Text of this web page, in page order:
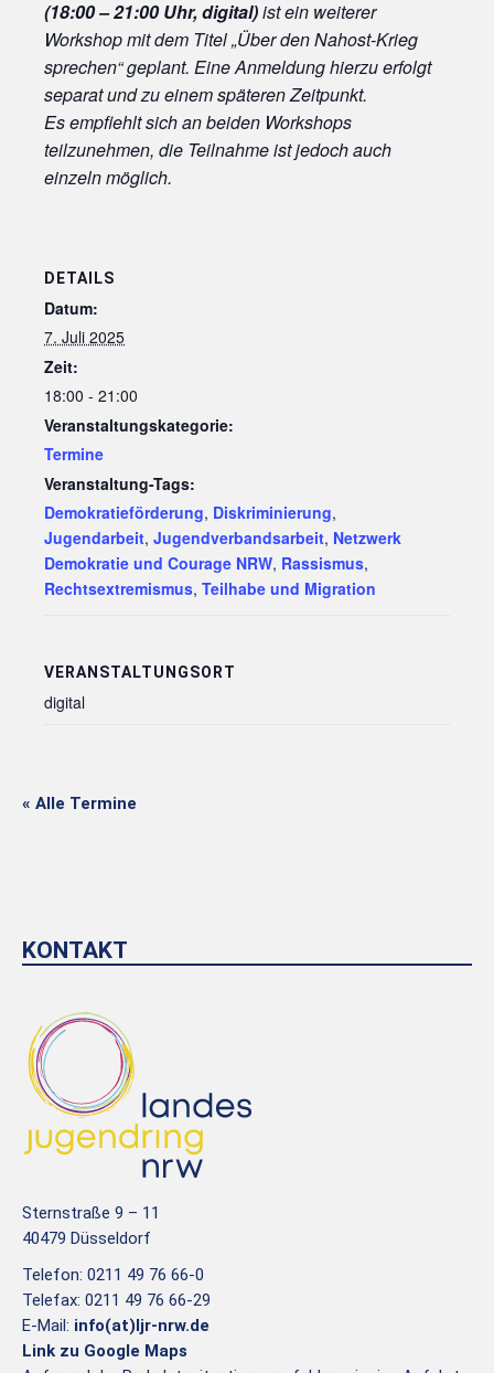
(18:00 – 21:00 Uhr, digital)ist ein weiterer
Workshop mit dem Titel „Über den Nahost-Krieg
sprechen“ geplant. Eine Anmeldung hierzu erfolgt
separat und zu einem späteren Zeitpunkt.
Es empfiehlt sich an beiden Workshops
teilzunehmen, die Teilnahme ist jedoch auch
einzeln möglich.
DETAILS
Datum:
7. Juli 2025
Zeit:
18:00 - 21:00
Veranstaltungskategorie:
Termine
Veranstaltung-Tags:
Demokratieförderung, Diskriminierung,
Jugendarbeit, Jugendverbandsarbeit, Netzwerk
Demokratie und Courage NRW, Rassismus,
Rechtsextremismus, Teilhabe und Migration
VERANSTALTUNGSORT
digital
« Alle Termine
KONTAKT
Sternstraße 9 – 11
40479 Düsseldorf
Telefon: 0211 49 76 66-0
Telefax: 0211 49 76 66-29
E-Mail: info(at)ljr-nrw.de
Link zu Google Maps